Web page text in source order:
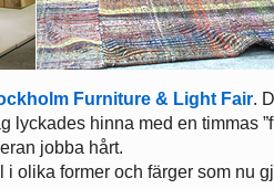
Furniture & Light Fair.
hinna med en timmas
jobba hårt.
olika former och färger som nu